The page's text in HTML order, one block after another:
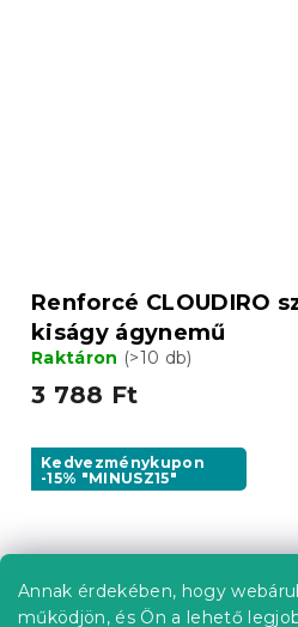
Annak érdekében, hogy
működjön, és Ön a lehető
Renforcé CLOUDIRO
kiságy ágynemű
Raktáron (>10 db)
3 788 Ft
Kedvezménykupon
-15% "MINUSZ15"